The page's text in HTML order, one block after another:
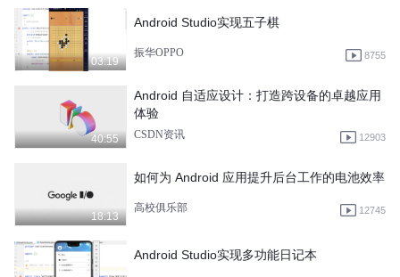
03:19
Android Studio实现五子棋
振华OPPO 8755
40:55
Android 自适应设计：打造跨设备的卓越应用
体验
CSDN资讯 12903
18:13
如何为 Android 应用提升后台工作的电池效率
高校俱乐部 12745
Android Studio实现多功能日记本